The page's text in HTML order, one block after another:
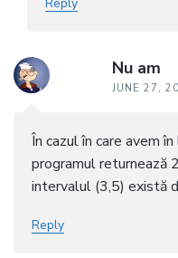
Nu am
JUNE 27,
În cazul în care avem
programul returnează
intervalul (3,5) există
Reply